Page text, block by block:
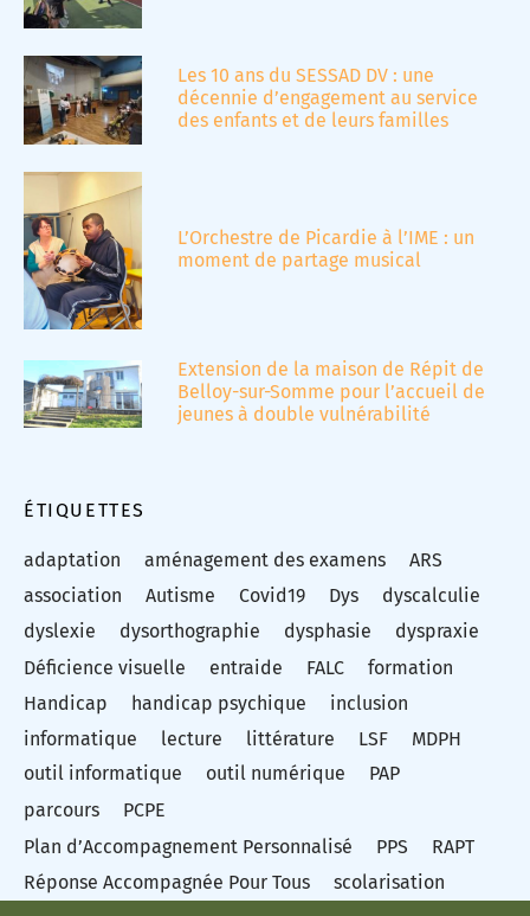
Les 10 ans du SESSAD DV : une
décennie d’engagement au service
des enfants et de leurs familles
L’Orchestre de Picardie à l’IME : un
moment de partage musical
Extension de la maison de Répit de
Belloy-sur-Somme pour l’accueil de
jeunes à double vulnérabilité
ÉTIQUETTES
adaptation aménagement des examens
ARS
association
Autisme Covid19 Dys
dyscalculie
dyslexie
dysorthographie dysphasie
dyspraxie
Déficience visuelle
entraide FALC
formation
Handicap
handicap psychique
inclusion
informatique
lecture littérature LSF
MDPH
outil informatique
outil numérique
PAP
parcours
PCPE
Plan d’Accompagnement Personnalisé
PPS
RAPT
Réponse Accompagnée Pour Tous
scolarisation